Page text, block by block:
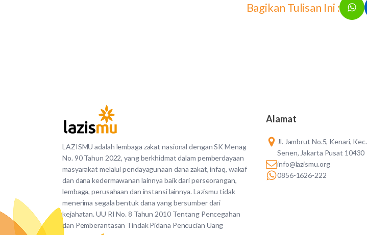
Bagikan Tulisan Ini :
LAZISMU adalah lembaga zakat nasional dengan SK Menag
No. 90 Tahun 2022, yang berkhidmat dalam pemberdayaan
masyarakat melalui pendayagunaan dana zakat, infaq, wakaf
dan dana kedermawanan lainnya baik dari perseorangan,
lembaga, perusahaan dan instansi lainnya. Lazismu tidak
menerima segala bentuk dana yang bersumber dari
kejahatan. UU RI No. 8 Tahun 2010 Tentang Pencegahan
dan Pemberantasan Tindak Pidana Pencucian Uang
Alamat
Jl. Jambrut No.5, Kenari, Kec.
Senen, Jakarta Pusat 10430
info@lazismu.org
0856-1626-222